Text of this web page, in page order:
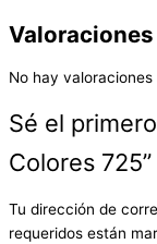
Valoraciones
No hay valoraciones
Sé el
Colores 725”
Tu dirección de
requeridos están